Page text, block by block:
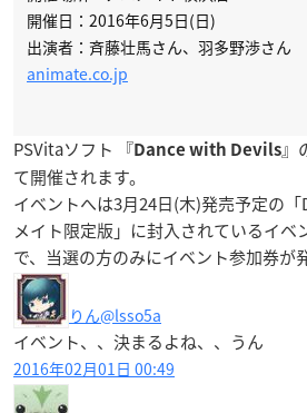
開催日：2016年6月5日(日)
出演者：斉藤壮馬さん、羽多野渉さん
animate.co.jp
PSVitaソフト 『Dance with Devils』
て開催されます。
イベントへは3月24日(木)発売予定の
メイト限定版」に封入されているイベ
で、当選の方のみにイベント参加券が
りん@lsso5a
イベント、、決まるよね、、うん
2016年02月01日 00:49